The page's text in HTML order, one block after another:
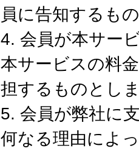
員に告知するも
4. 会員が本サー
本サービスの料
担するものとし
5. 会員が弊社に
何なる理由によ